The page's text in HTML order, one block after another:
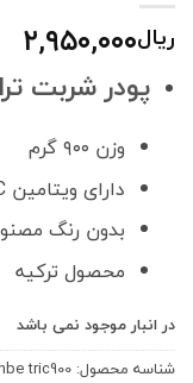
ریال۲,۹۵۰,۰۰۰
پودر شربت
وزن ۹۰۰ گرم
دارای ویتامین C
بدون رنگ
محصول ترکیه
در انبار موجود نمی باشد
شناسه محصول: tric900